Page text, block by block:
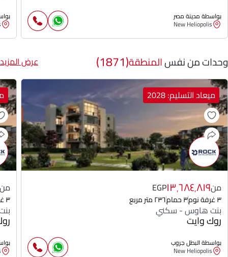
بواسطة مدينة مصر
New Heliopolis
وحدات من نفسالمنطقة(1871) عرض المزيد
ميعاد التسليم: 2028
من١٣٬٦٨٤٬٨١٩EGP
٣ غرفة نوم ٣ حمام ٢٣٦ متر مربع
بنت هاوس - سكني
روك وايت
بواسطة البطل جروب
New Heliopolis
من
٣ غرفة نوم